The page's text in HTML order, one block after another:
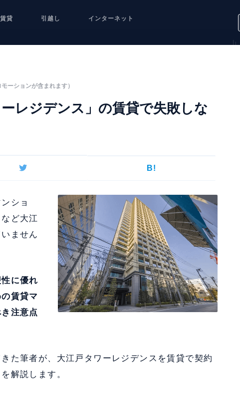
賃貸 引越し インターネット
ーションが含まれます）
レジデンス」の賃貸で失敗しな
B!
ショ
ど大江
ません
に優れ
賃貸マ
注意点
た筆者が、大江戸タワーレジデンスを賃貸で契約
解説します。